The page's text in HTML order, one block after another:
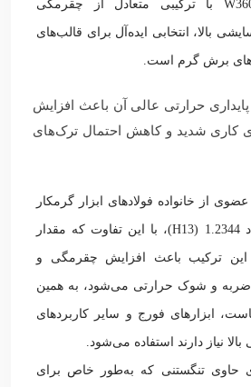
فولاد W360 با ترکیبی متعادل از چقرمگی
بالا، انتخابی ایده‌آل برای قالب‌های
برش گرم است.
حرارتی عالی آن باعث افزایش
کاری شدید و کاهش احتمال ترک‌های
عضوی از خانواده فولادهای ابزار گرمکار
و بسیار نزدیک به فولاد 1.2344 (H13)، با این تفاوت که مقدار
این ترکیب باعث افزایش چقرمگی و
ضربه و شوک حرارتی می‌شود، به همین
ابزارهای فورج و سایر کاربردهای
نیاز دارند استفاده می‌شود.
حاوی تنگستنی که به‌طور خاص برای